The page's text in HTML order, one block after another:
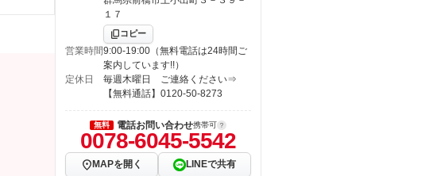
１７
コピー
営業時間9:00-19:00（無料電話は24時間ご
案内しています!!）
定休日
毎週木曜日 ご連絡ください⇒
【無料通話】0120-50-8273
無料 電話お問い合わせ携帯可
0078-6045-5542
MAPを開く
LINEで共有